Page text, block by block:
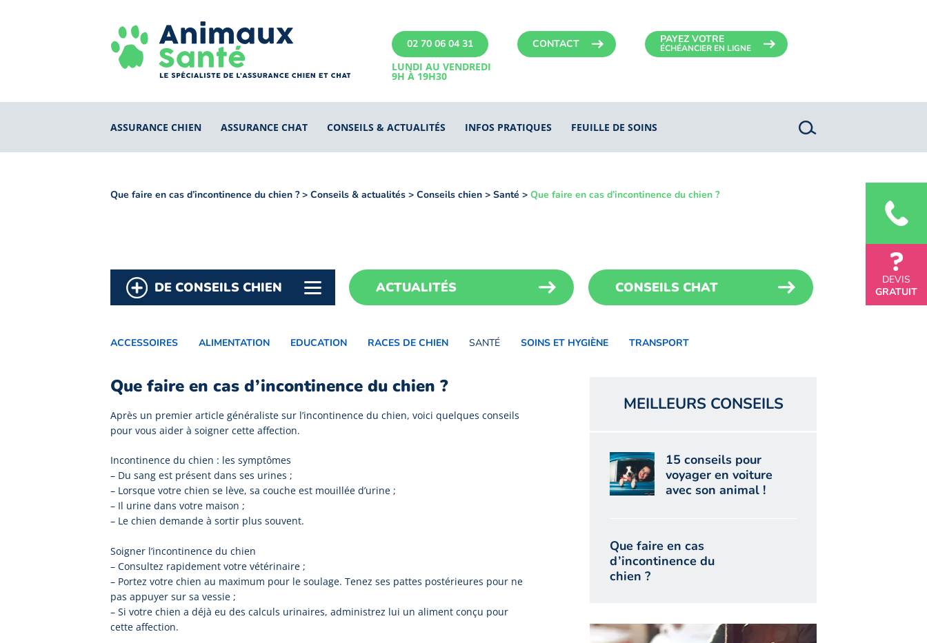
PAYEZ VOTRE
ÉCHÉANCIER EN LIGNE
CONTACT
02 70 06 04 31
LUNDI AU VENDREDI
9H À 19H30
ASSURANCE CHIEN ASSURANCE CHAT CONSEILS & ACTUALITÉS INFOS PRATIQUES FEUILLE DE SOINS
Que faire en cas d’incontinence du chien ?> Conseils & actualités > Conseils chien > Santé > Que faire en cas d’incontinence du chien ?
DE CONSEILS CHIEN ACTUALITÉS CONSEILS CHAT
ACCESSOIRES ALIMENTATION EDUCATION RACES DE CHIEN SANTÉ SOINS ET HYGIÈNE TRANSPORT
Que faire en cas d’incontinence du chien ?
Après un premier article généraliste sur l’incontinence du chien, voici quelques conseils
pour vous aider à soigner cette affection.
Incontinence du chien : les symptômes
– Du sang est présent dans ses urines ;
– Lorsque votre chien se lève, sa couche est mouillée d’urine ;
– Il urine dans votre maison ;
– Le chien demande à sortir plus souvent.
Soigner l’incontinence du chien
– Consultez rapidement votre vétérinaire ;
– Portez votre chien au maximum pour le soulage. Tenez ses pattes postérieures pour ne
pas appuyer sur sa vessie ;
– Si votre chien a déjà eu des calculs urinaires, administrez lui un aliment conçu pour
cette affection.
MEILLEURS CONSEILS
15 conseils pour
voyager en voiture
avec son animal !
Que faire en cas
d’incontinence du
chien ?
DEVIS
GRATUIT